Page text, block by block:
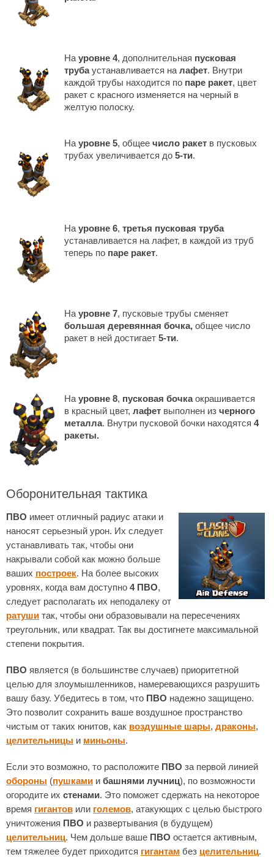
На уровне 4, дополнительная пусковая
трубаустанавливается на лафет. Внутри
каждой трубы находится по паре ракет, цвет
ракет с красного изменяется на черный в
желтую полоску.
На уровне 5, общее число ракет в пусковых
трубах увеличивается до 5-ти.
На уровне 6, третья пусковая труба
устанавливается на лафет, в каждой из труб
теперь по паре ракет.
На уровне 7, пусковые трубы сменяет
большая деревянная бочка, общее число
ракет в ней достигает 5-ти.
На уровне 8, пусковая бочкаокрашивается
в красный цвет, лафет выполнен из черного
металла. Внутри пусковой бочки находятся 4
ракеты.
Оборонительная тактика
ПВО имеет отличный радиус атаки и
наносят серьезный урон. Их следует
устанавливать так, чтобы они
накрывали собой как можно больше
ваших построек. На более высоких
уровнях, когда вам доступно 4 ПВО,
следует располагать их неподалеку от
ратуши так, чтобы они образовывали на пересечениях
треугольник, или квадрат. Так вы достигнете максимальной
степени покрытия.
ПВО является (в большинстве случаев) приоритетной
целью для злоумышленников, намеревающихся разрушить
вашу базу. Убедитесь в том, что ПВО надежно защищено.
Это позволит сохранить ваше воздушное пространство
чистым от таких юнитов, как воздушные шары, драконы,
целительницы и миньоны.
Если это возможно, то расположите ПВО за первой линией
обороны (пушками и башнями лучниц), по возможности
огородите их стенами. Это поможет сдержать на некоторое
время гигантов или големов, атакующих с целью быстрого
уничтожения ПВО и развертывания (в будущем)
целительниц. Чем дольше ваше ПВО остается активным,
тем тяжелее будет приходится гигантам без целительниц.